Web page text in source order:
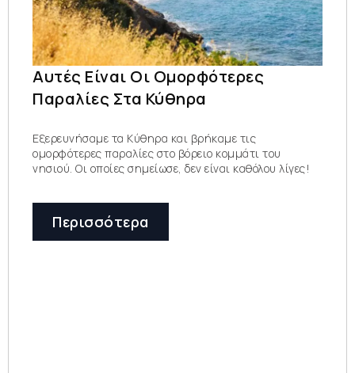
Αυτές Είναι Οι Ομορφότερες
Παραλίες Στα Κύθηρα
Εξερευνήσαμε τα Κύθηρα και βρήκαμε τις
ομορφότερες παραλίες στο βόρειο κομμάτι του
νησιού. Οι οποίες σημείωσε, δεν είναι καθόλου λίγες!
Περισσότερα